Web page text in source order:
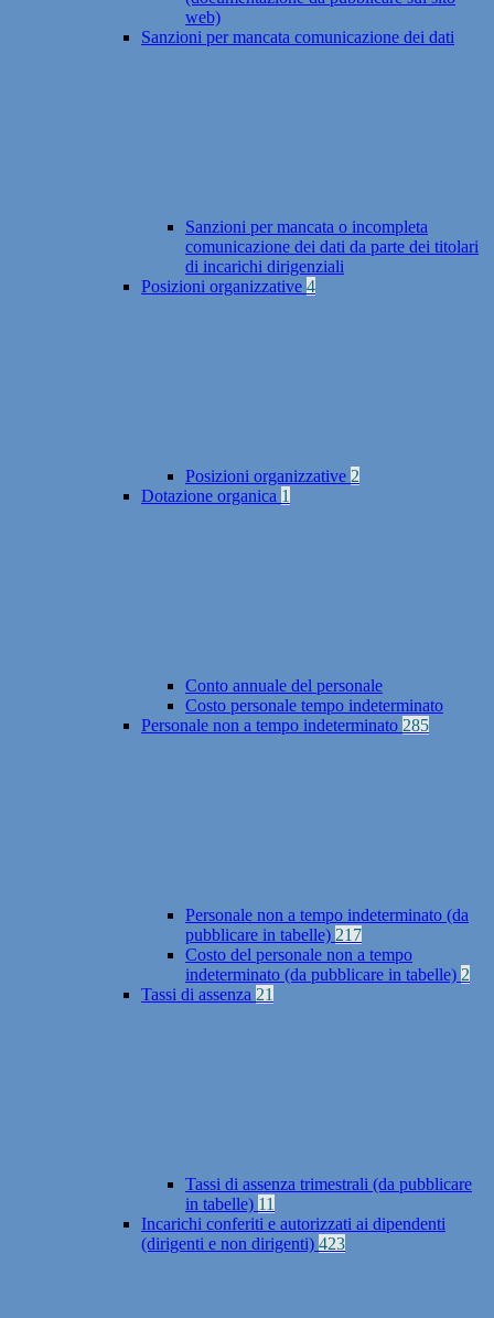
web)
Sanzioni per mancata comunicazione dei dati
Sanzioni per mancata o incompleta
comunicazione dei dati da parte dei titolari
di incarichi dirigenziali
Posizioni organizzative 4
Posizioni organizzative 2
Dotazione organica 1
Conto annuale del personale
Costo personale tempo indeterminato
Personale non a tempo indeterminato 285
Personale non a tempo indeterminato (da
pubblicare in tabelle) 217
Costo del personale non a tempo
indeterminato (da pubblicare in tabelle) 2
Tassi di assenza 21
Tassi di assenza trimestrali (da pubblicare
in tabelle) 11
Incarichi conferiti e autorizzati ai dipendenti
(dirigenti e non dirigenti) 423